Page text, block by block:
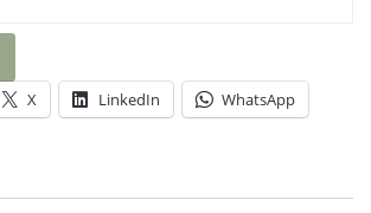
X LinkedIn WhatsApp